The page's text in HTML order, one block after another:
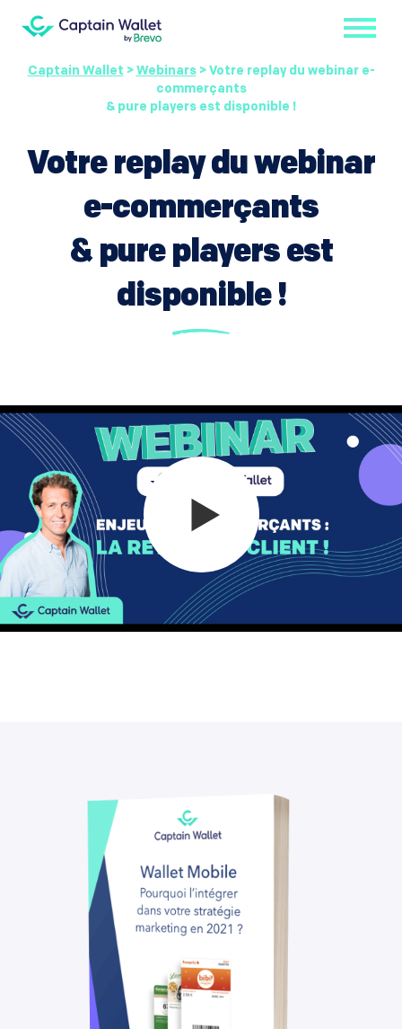
Captain Wallet > Webinars> Votre replay du webinar e-
commerçants
& pure players est disponible !
Votre replay du webinar
e-commerçants
& pure players est
disponible !